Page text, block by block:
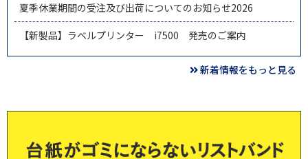
夏季休業期間の受注及び出荷についてのお知らせ2026
【新製品】ラベルプリンター i7500 発売のご案内
新着情報をもっと見る